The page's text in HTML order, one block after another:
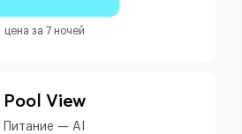
цена за 7 ночей
Pool View
Питание — AI